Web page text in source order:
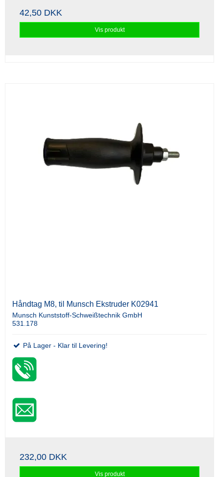
42,50 DKK
Vis produkt
Håndtag M8, til Munsch Ekstruder K02941
Munsch Kunststoff-Schweißtechnik GmbH
531.178
På Lager - Klar til Levering!
232,00 DKK
Vis produkt